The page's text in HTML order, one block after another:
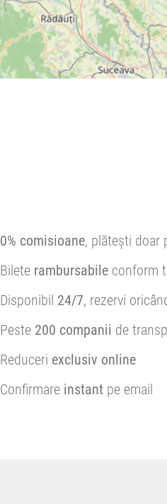
0% comisioane, plătești doar
Bilete rambursabile conform
Disponibil 24/7, rezervi
Peste 200 companii de
Reduceri exclusiv online
Confirmare instant pe email